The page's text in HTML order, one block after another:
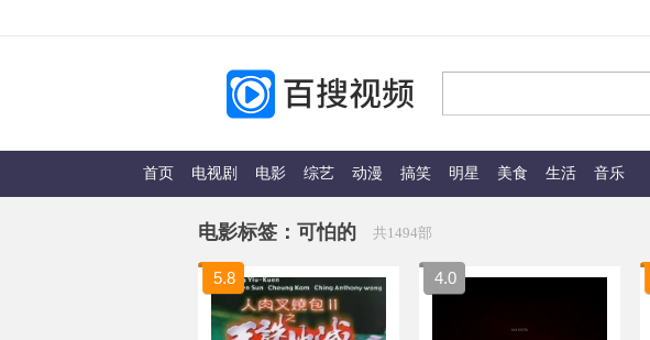
首页 电视剧 电影 综艺 动漫 搞笑 明星 美食 生活 音乐
电影标签： 可怕的 共1494部
5.8 4.0